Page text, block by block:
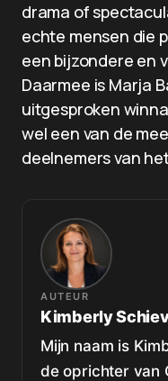
drama of
echte mensen die
een bijzondere en
Daarmee is Marja
uitgesproken
wel een van de
deelnemers van
AUTEUR
Kimberly
Mijn naam is
de oprichter van